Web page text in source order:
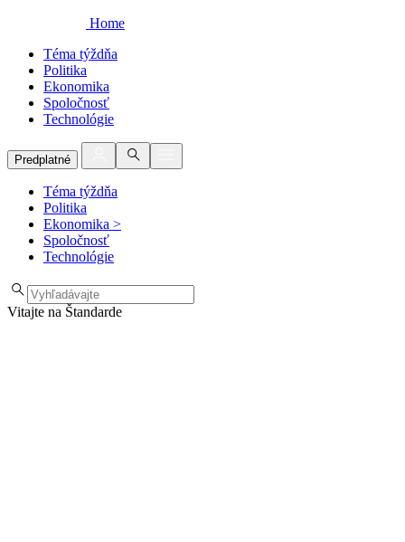
Home
Téma týždňa
Politika
Ekonomika
Spoločnosť
Technológie
Predplatné
Téma týždňa
Politika
Ekonomika >
Spoločnosť
Technológie
Vitajte na Štandarde